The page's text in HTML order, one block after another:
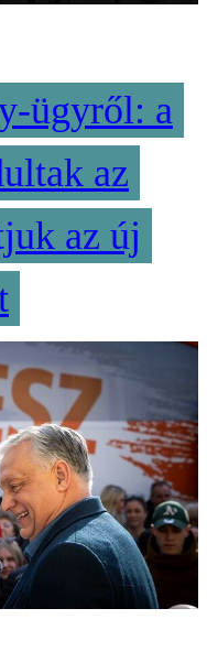
ügyről: a
az
az új